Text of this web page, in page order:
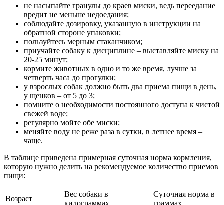
не насыпайте гранулы до краев миски, ведь переедание
вредит не меньше недоедания;
соблюдайте дозировку, указанную в инструкции на
обратной стороне упаковки;
пользуйтесь мерным стаканчиком;
приучайте собаку к дисциплине – выставляйте миску на
20-25 минут;
кормите животных в одно и то же время, лучше за
четверть часа до прогулки;
у взрослых собак должно быть два приема пищи в день,
у щенков – от 5 до 3;
помните о необходимости постоянного доступа к чистой
свежей воде;
регулярно мойте обе миски;
меняйте воду не реже раза в сутки, в летнее время –
чаще.
В таблице приведена примерная суточная норма кормления,
которую нужно делить на рекомендуемое количество приемов
пищи:
Возраст
Вес собаки в
килограммах
Суточная норма в
граммах